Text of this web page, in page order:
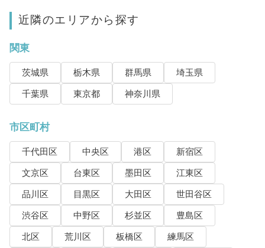
近隣のエリアから探す
関東
茨城県 栃木県 群馬県
埼玉県
千葉県
東京都 神奈川県
市区町村
千代田区 中央区 港区
新宿区
文京区
台東区 墨田区
江東区
品川区
目黒区 大田区
世田谷区
渋谷区
中野区 杉並区
豊島区
北区
荒川区 板橋区
練馬区